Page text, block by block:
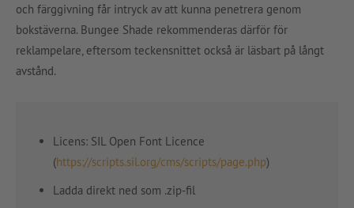
och färggivning får intryck av att kunna penetrera genom
bokstäverna. Bungee Shade rekommenderas därför för
reklampelare, eftersom teckensnittet också är läsbart på långt
avstånd.
Licens: SIL Open Font Licence
(https://scripts.sil.org/cms/scripts/page.php)
Ladda direkt ned som .zip-fil